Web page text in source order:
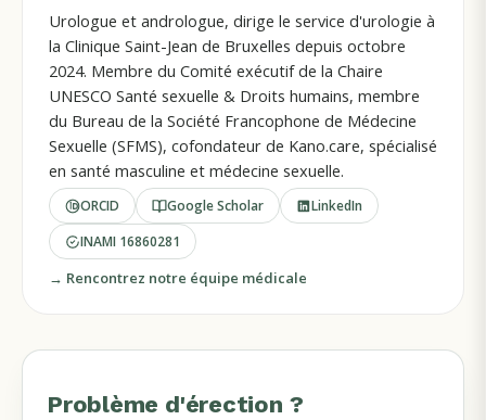
Urologue et andrologue, dirige le service d'urologie à
la Clinique Saint-Jean de Bruxelles depuis octobre
2024. Membre du Comité exécutif de la Chaire
UNESCO Santé sexuelle & Droits humains, membre
du Bureau de la Société Francophone de Médecine
Sexuelle (SFMS), cofondateur de Kano.care, spécialisé
en santé masculine et médecine sexuelle.
ORCID Google Scholar
LinkedIn
INAMI 16860281
→ Rencontrez notre équipe médicale
MÉDECINS DISPONIBLES
Problème d'érection ?